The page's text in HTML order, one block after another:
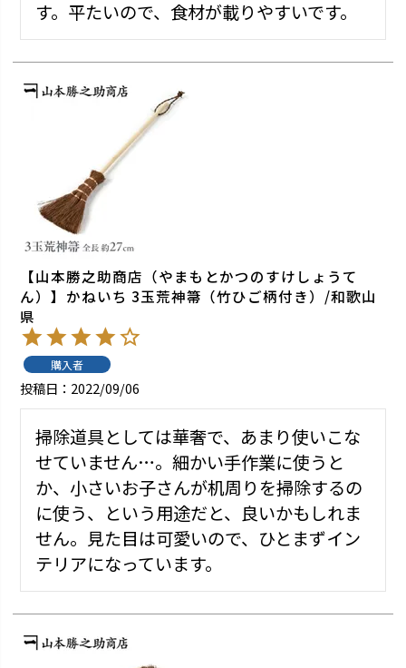
【山本勝之助商店（やまもとかつのすけしょうて
ん）】かねいち 3玉荒神箒（竹ひご柄付き）/和歌山
県
購入者
投稿日 2022/09/06
掃除道具としては華奢で、あまり使いこな
せていません…。細かい手作業に使うと
か、小さいお子さんが机周りを掃除するの
に使う、という用途だと、良いかもしれま
せん。見た目は可愛いので、ひとまずイン
テリアになっています。